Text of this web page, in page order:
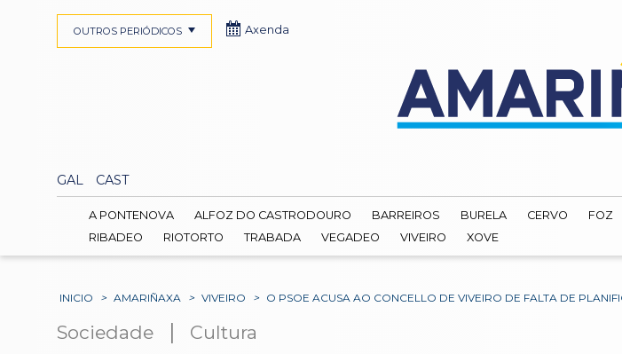
GAL CAST
OUTROS PERIÓDICOS Axenda
A PONTENOVA ALFOZ DO CASTRODOURO BARREIROS BURELA CERVO FOZ
RIBADEO
RIOTORTO TRABADA VEGADEO VIVEIRO XOVE
INICIO > AMARIÑAXA > VIVEIRO > O PSOE ACUSA AO CONCELLO DE VIVEIRO DE FALTA DE
Sociedade | Cultura